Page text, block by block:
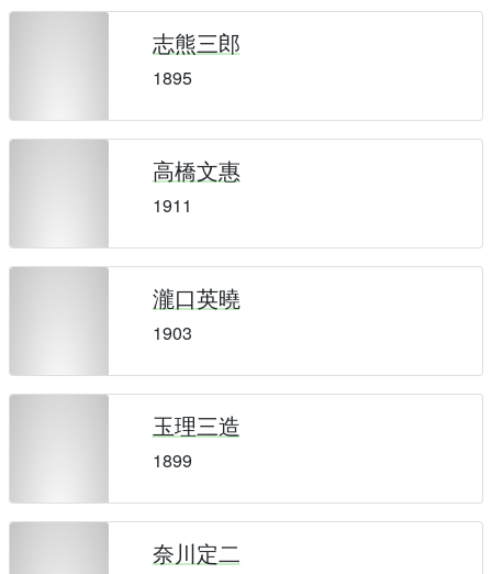
志熊三郎
1895
高橋文惠
1911
瀧口英曉
1903
玉理三造
1899
奈川定二